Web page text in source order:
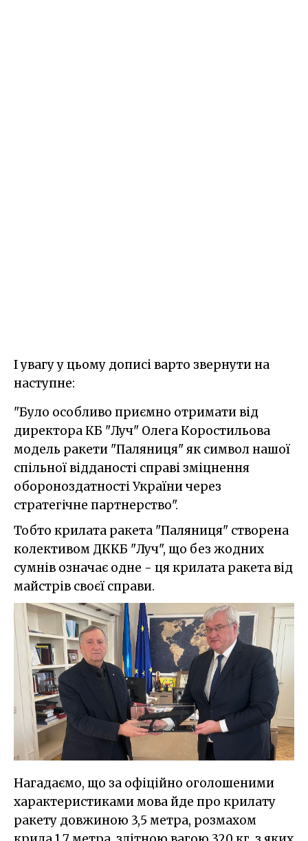
І увагу у цьому дописі варто звернути на
наступне:
"Було особливо приємно отримати від
директора КБ "Луч" Олега Коростильова
модель ракети "Паляниця" як символ нашої
спільної відданості справі зміцнення
обороноздатності України через
стратегічне партнерство".
Тобто крилата ракета "Паляниця" створена
колективом ДККБ "Луч", що без жодних
сумнів означає одне - ця крилата ракета від
майстрів своєї справи.
Нагадаємо, що за офіційно оголошеними
характеристиками мова йде про крилату
ракету довжиною 3,5 метра, розмахом